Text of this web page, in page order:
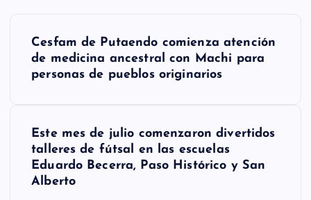
Cesfam de Putaendo comienza atención
de medicina ancestral con Machi para
personas de pueblos originarios
Este mes de julio comenzaron divertidos
talleres de fútsal en las escuelas
Eduardo Becerra, Paso Histórico y San
Alberto